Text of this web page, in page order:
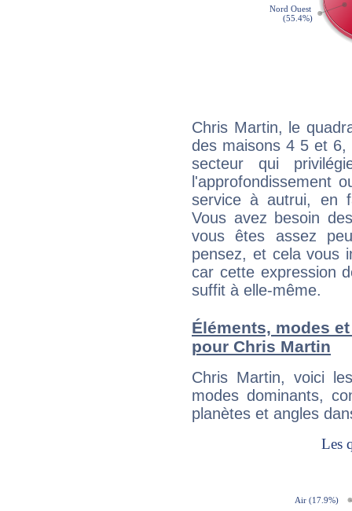
Chris Martin, le
des maisons 4 5 et
secteur qui
l'approfondissement
service à autrui, en
Vous avez besoin
vous êtes assez
pensez, et cela vous
car cette expression
suffit à elle-même.
Éléments, modes
pour Chris Martin
Chris Martin, voici
modes dominants,
planètes et angles